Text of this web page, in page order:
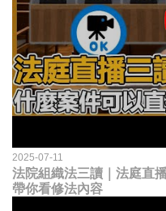
2025-07-11
法院組織法三讀｜法庭直
帶你看修法內容